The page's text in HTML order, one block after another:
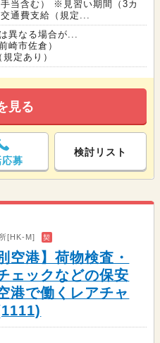
当含む） ※見習い期間（3カ
通費支給（規定...
異なる場合が...
崎市佐倉）
定あり）
見る
応募
検討リスト
[HK-M] 契
空港】荷物検査・
ェックなどの保安
港で働くレアチャ